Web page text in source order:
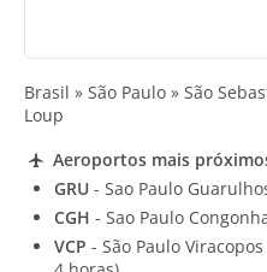
Brasil » São Paulo » São
Loup
Aeroportos mais
GRU - Sao Paulo
CGH - Sao Paulo
VCP - São Paulo